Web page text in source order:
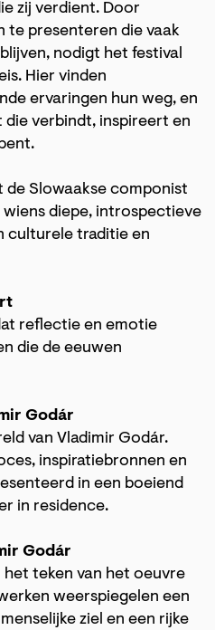
zij verdient. Door
te presenteren die vaak
nodigt het festival
Hier vinden
ervaringen hun weg, en
verbindt, inspireert en
de Slowaakse componist
diepe, introspectieve
culturele traditie en
reflectie en emotie
die de eeuwen
Godár
van Vladimir Godár.
inspiratiebronnen en
in een boeiend
in residence.
Godár
het teken van het oeuvre
weerspiegelen een
ziel en een rijke